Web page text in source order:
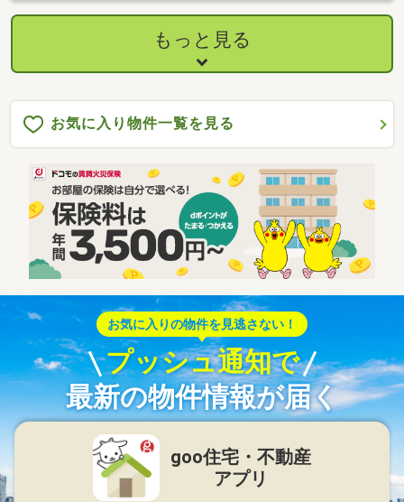
もっと見る
お気に入り物件一覧を見る
お気に入りの物件を見逃さない！
プッシュ通知で
最新の物件情報が届く
goo住宅・不動産
アプリ